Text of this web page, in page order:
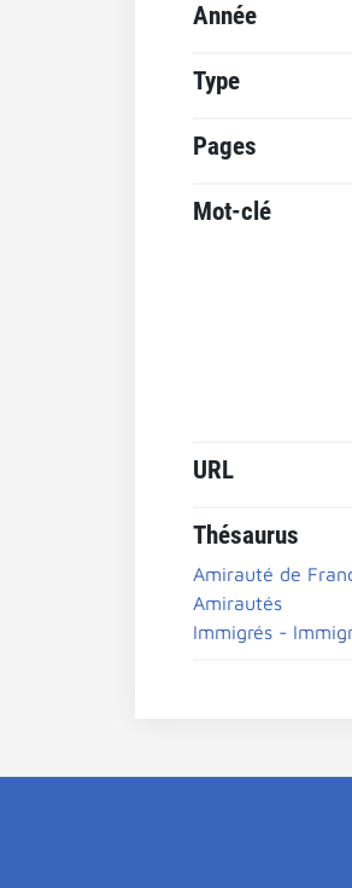
Année
Type
Pages
Mot-clé
URL
Thésaurus
Amirauté de
Amirautés
Immigrés -